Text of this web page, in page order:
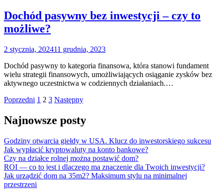
Dochód pasywny bez inwestycji – czy to
możliwe?
2 stycznia, 202411 grudnia, 2023
Dochód pasywny to kategoria finansowa, która stanowi fundament
wielu strategii finansowych, umożliwiających osiąganie zysków bez
aktywnego uczestnictwa w codziennych działaniach.…
Nawigacja
po
wpisach
Poprzedni 1 2 3 Następny
Najnowsze posty
Godziny otwarcia giełdy w USA. Klucz do inwestorskiego sukcesu
Jak wypłacić kryptowaluty na konto bankowe?
Czy na działce rolnej można postawić dom?
ROI — co to jest i dlaczego ma znaczenie dla Twoich inwestycji?
Jak urządzić dom na 35m2? Maksimum stylu na minimalnej
przestrzeni